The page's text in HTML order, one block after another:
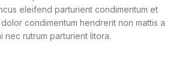
eleifend parturient condimentum et
condimentum hendrerit non mattis a
nec rutrum parturient litora.